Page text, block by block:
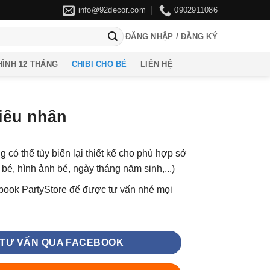
info@92decor.com 0902911086
ĐĂNG NHẬP / ĐĂNG KÝ
12 THÁNG CHIBI CHO BÉ LIÊN HỆ
nhân
có thể tùy biến lại thiết kế cho phù hợp sở
hình ảnh bé, ngày tháng năm sinh,...)
PartyStore để được tư vấn nhé mọi
TƯ VẤN QUA FACEBOOK